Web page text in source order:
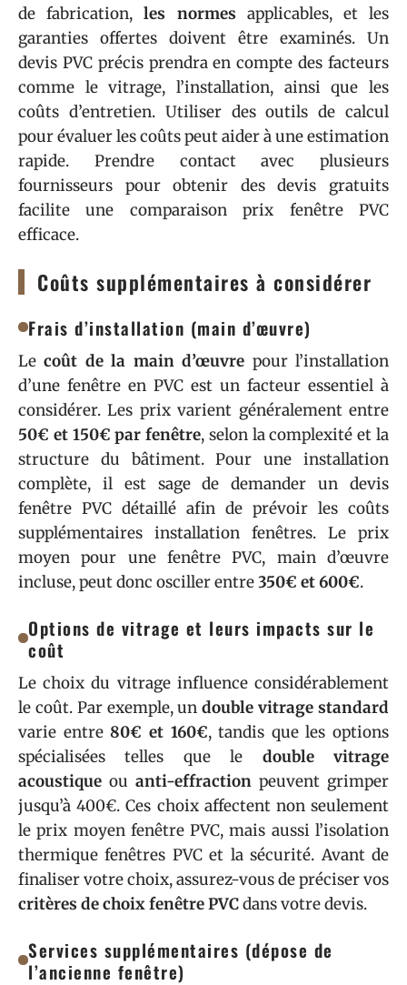
de fabrication,les normes applicables, et les
garanties offertes doivent être examinés. Un
devis PVC précis prendra en compte des facteurs
comme le vitrage, l’installation, ainsi que les
coûts d’entretien. Utiliser des outils de calcul
pour évaluer les coûts peut aider à une estimation
rapide. Prendre contact avec plusieurs
fournisseurs pour obtenir des devis gratuits
facilite une comparaison prix fenêtre PVC
efficace.
Coûts supplémentaires à considérer
Frais d’installation (main d’œuvre)
Lecoût de la main d’œuvre pour l’installation
d’une fenêtre en PVC est un facteur essentiel à
considérer. Les prix varient généralement entre
50€ et 150€ par fenêtre, selon la complexité et la
structure du bâtiment. Pour une installation
complète, il est sage de demander un devis
fenêtre PVC détaillé afin de prévoir les coûts
supplémentaires installation fenêtres. Le prix
moyen pour une fenêtre PVC, main d’œuvre
incluse, peut donc osciller entre350€ et 600€.
Options de vitrage et leurs impacts sur le
coût
Le choix du vitrage influence considérablement
le coût. Par exemple, undouble vitrage standard
varie entre80€ et 160€, tandis que les options
spécialisées telles que le double vitrage
acoustique ou anti-effraction peuvent grimper
jusqu’à 400€. Ces choix affectent non seulement
le prix moyen fenêtre PVC, mais aussi l’isolation
thermique fenêtres PVC et la sécurité. Avant de
finaliser votre choix, assurez-vous de préciser vos
critères de choix fenêtre PVCdans votre devis.
Services supplémentaires (dépose de
l’ancienne fenêtre)